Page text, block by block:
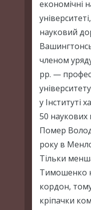
економічні
науковий
членом
рр. —
у Інституті
50 наукових
Помер
року в
Тільки
Тимошенко
кордон,
кріпачки